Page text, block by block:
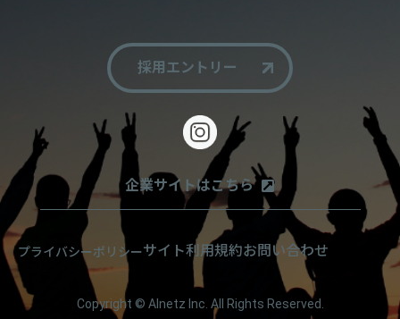
採用エントリー
企業サイトはこちら
プライバシーポリシーサイト利用規約お問い合わせ
Copyright © Alnetz Inc. All Rights Reserved.